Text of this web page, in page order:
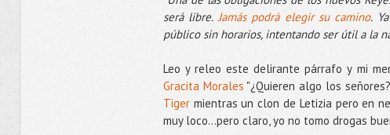
será libre.Jamás podrá elegir su camino.
público sin horarios, intentando ser útil a la
Leo y releo este delirante párrafo y mi
Gracita Morales "¿Quieren algo los
Tigermientras un clon de Letizia pero en
muy loco...pero claro, yo no tomo drogas